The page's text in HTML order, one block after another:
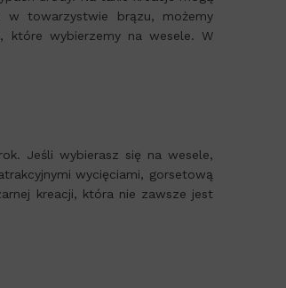
towarzystwie brązu, możemy
które wybierzemy na wesele. W
Jeśli wybierasz się na wesele,
wycięciami, gorsetową
kreacji, która nie zawsze jest